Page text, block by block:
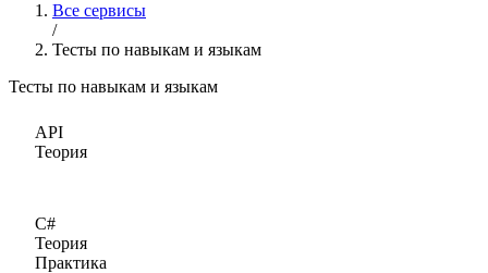
Все сервисы
/
Тесты по навыкам и языкам
Тесты по навыкам и языкам
API
Теория
C#
Теория
Практика